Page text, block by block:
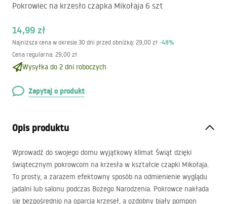
Pokrowiec na krzesło czapka Mikołaja 6 szt
14,99 zł
Najniższa cena w okresie 30 dni przed obniżką: 29,00 zł -48%
Cena regularna: 29,00 zł
Wysyłka do 2 dni roboczych
Zapytaj o produkt
Opis produktu
Wprowadź do swojego domu wyjątkowy klimat Świąt dzięki
świątecznym pokrowcom na krzesła w kształcie czapki Mikołaja.
To prosty, a zarazem efektowny sposób na odmienienie wyglądu
jadalni lub salonu podczas Bożego Narodzenia. Pokrowce nakłada
się bezpośrednio na oparcia krzeseł, a ozdobny biały pompon